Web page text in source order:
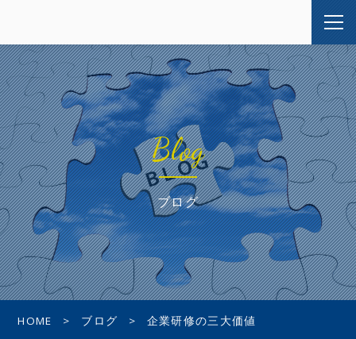
Blog
ブログ
HOME ブログ 企業研修の三大価値